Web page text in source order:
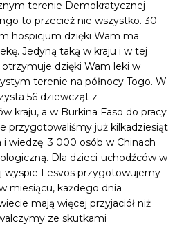
terenie Demokratycznej
to przecież nie wszystko. 30
hospicjum dzięki Wam ma
Jedyną taką w kraju i w tej
dzięki Wam leki w
terenie na północy Togo. W
56 dziewcząt z
kraju, a w Burkina Faso do pracy
przygotowaliśmy już kilkadziesiąt
i wiedzę. 3 000 osób w Chinach
Dla dzieci-uchodźców w
wyspie Lesvos przygotowujemy
miesiącu, każdego dnia
mają więcej przyjaciół niż
ze skutkami